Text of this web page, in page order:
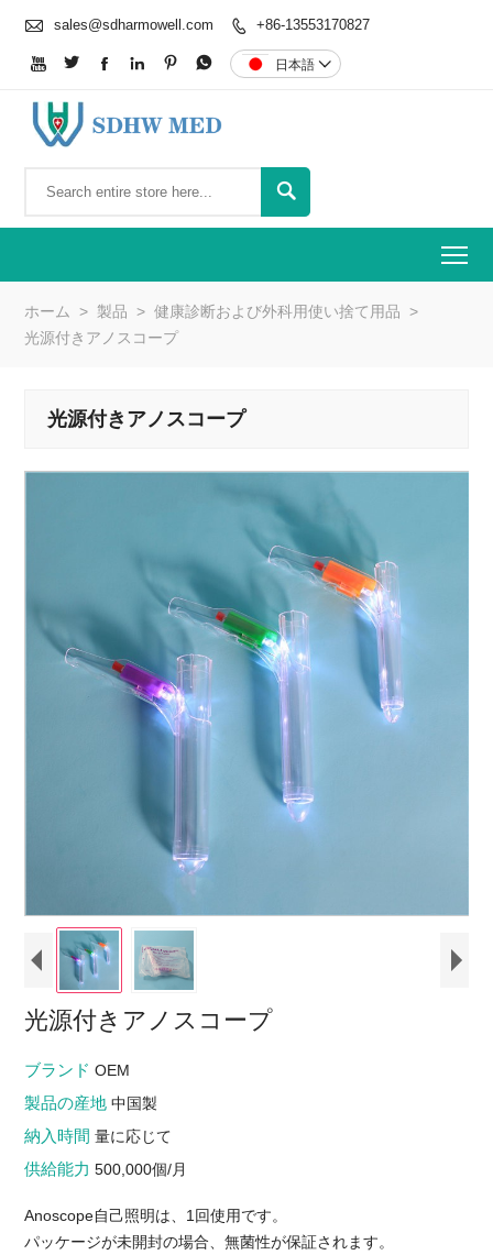
 sales@sdharmowell.com  +86-13553170827
      日本語 

ホーム > 製品 > 健康診断および外科用使い捨て用品 >
光源付きアノスコープ
光源付きアノスコープ
光源付きアノスコープ
ブランドOEM
製品の産地中国製
納入時間量に応じて
供給能力500,000個/月
Anoscope自己照明は、1回使用です。
パッケージが未開封の場合、無菌性が保証されます。